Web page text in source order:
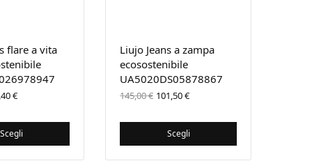
flare a vita
€.
€Il
è:
83,40 €.
Scegli
Liujo Jeans a zampa
ecosostenibile
UA5020DS05878867
145,00€ Il prezzo
originale
145,00 €.
101,50€Il prezzo
101,50 €.
Scegli